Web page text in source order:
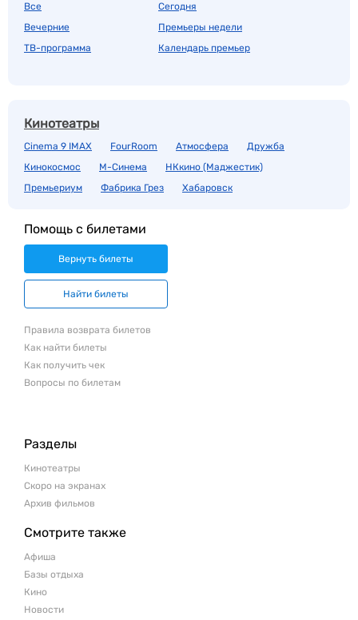
Все
Вечерние
ТВ-программа
Сегодня
Премьеры недели
Календарь премьер
Кинотеатры
Cinema 9 IMAX FourRoom Атмосфера
Дружба
Кинокосмос
М-Синема
НКкино (Маджестик)
Премьериум
Фабрика Грез Хабаровск
Помощь с билетами
Вернуть билеты
Найти билеты
Правила возврата билетов
Как найти билеты
Как получить чек
Вопросы по билетам
Разделы
Кинотеатры
Скоро на экранах
Архив фильмов
Смотрите также
Афиша
Базы отдыха
Кино
Новости